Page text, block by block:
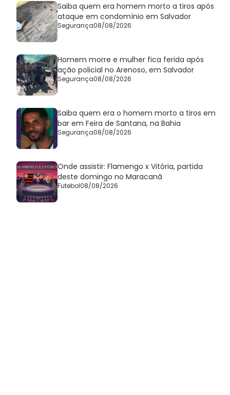
Saiba quem era homem morto a tiros após
ataque em condomínio em Salvador
Segurança08/08/2026
Homem morre e mulher fica ferida após
ação policial no Arenoso, em Salvador
Segurança08/08/2026
Saiba quem era o homem morto a tiros em
bar em Feira de Santana, na Bahia
Segurança08/08/2026
Onde assistir: Flamengo x Vitória, partida
deste domingo no Maracanã
Futebol08/08/2026